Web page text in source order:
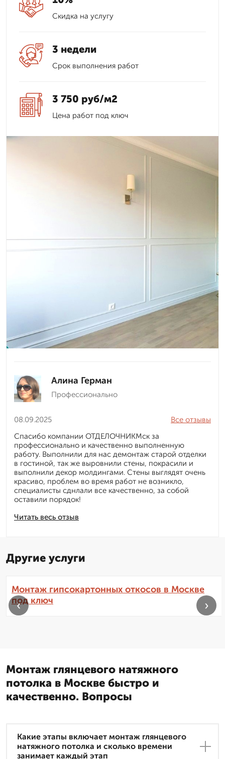
Скидка на услугу
3 недели
Срок выполнения работ
3 750 руб/м2
Цена работ под ключ
Алина Герман
Профессионально
08.09.2025
Читать весь отзыв
Все отзывы
Спасибо компании ОТДЕЛОЧНИКМск за
профессионально и качественно выполненную
работу. Выполнили для нас демонтаж старой отделки
в гостиной, так же выровнили стены, покрасили и
выполнили декор молдингами. Стены выглядят очень
красиво, проблем во время работ не возникло,
специалисты сднлали все качественно, за собой
оставили порядок!
Другие услуги
Монтаж гипсокартонных откосов в Москве
под ключ
‹ ›
Монтаж глянцевого натяжного
потолка в Москве быстро и
качественно. Вопросы
Какие этапы включает монтаж глянцевого
натяжного потолка и сколько времени
занимает каждый этап